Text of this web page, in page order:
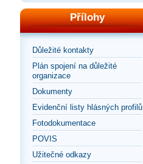
Přílohy
Důležité kontakty
Plán spojení na důležité
organizace
Dokumenty
Evidenční listy hlásných profilů
Fotodokumentace
POVIS
Užitečné odkazy